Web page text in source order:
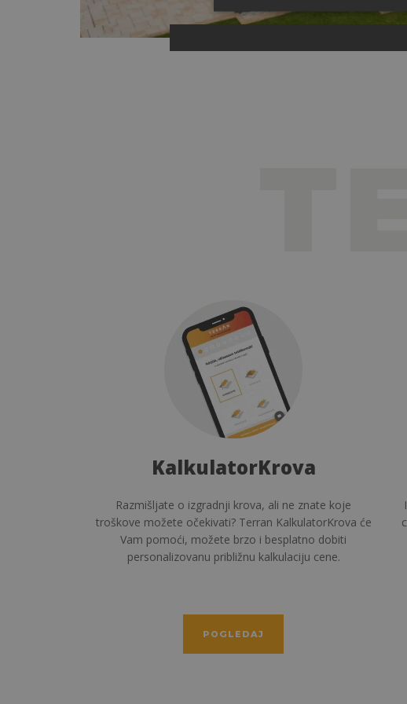
izgradnji krova, ali ne znate koje
očekivati? Terran KalkulatorKrova će
možete brzo i besplatno dobiti
približnu kalkulaciju cene.
Ideje, inspiracije, informacije i
ceo proces izgradnje krova.
na pitanja koja se ni ne